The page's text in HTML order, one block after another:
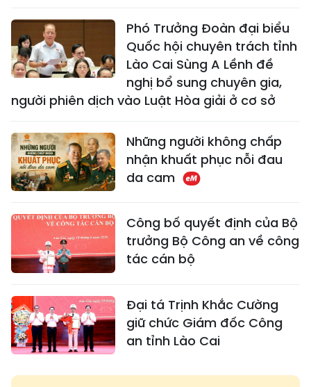
Phó Trưởng Đoàn đại biểu
Quốc hội chuyên trách tỉnh
Lào Cai Sùng A Lềnh đề
nghị bổ sung chuyên gia,
người phiên dịch vào Luật Hòa giải ở cơ sở
Những người không chấp
nhận khuất phục nỗi đau
da cam
Công bố quyết định của Bộ
trưởng Bộ Công an về công
tác cán bộ
Đại tá Trịnh Khắc Cường
giữ chức Giám đốc Công
an tỉnh Lào Cai